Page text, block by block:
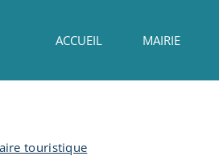
ACCUEIL MAIRIE
touristique